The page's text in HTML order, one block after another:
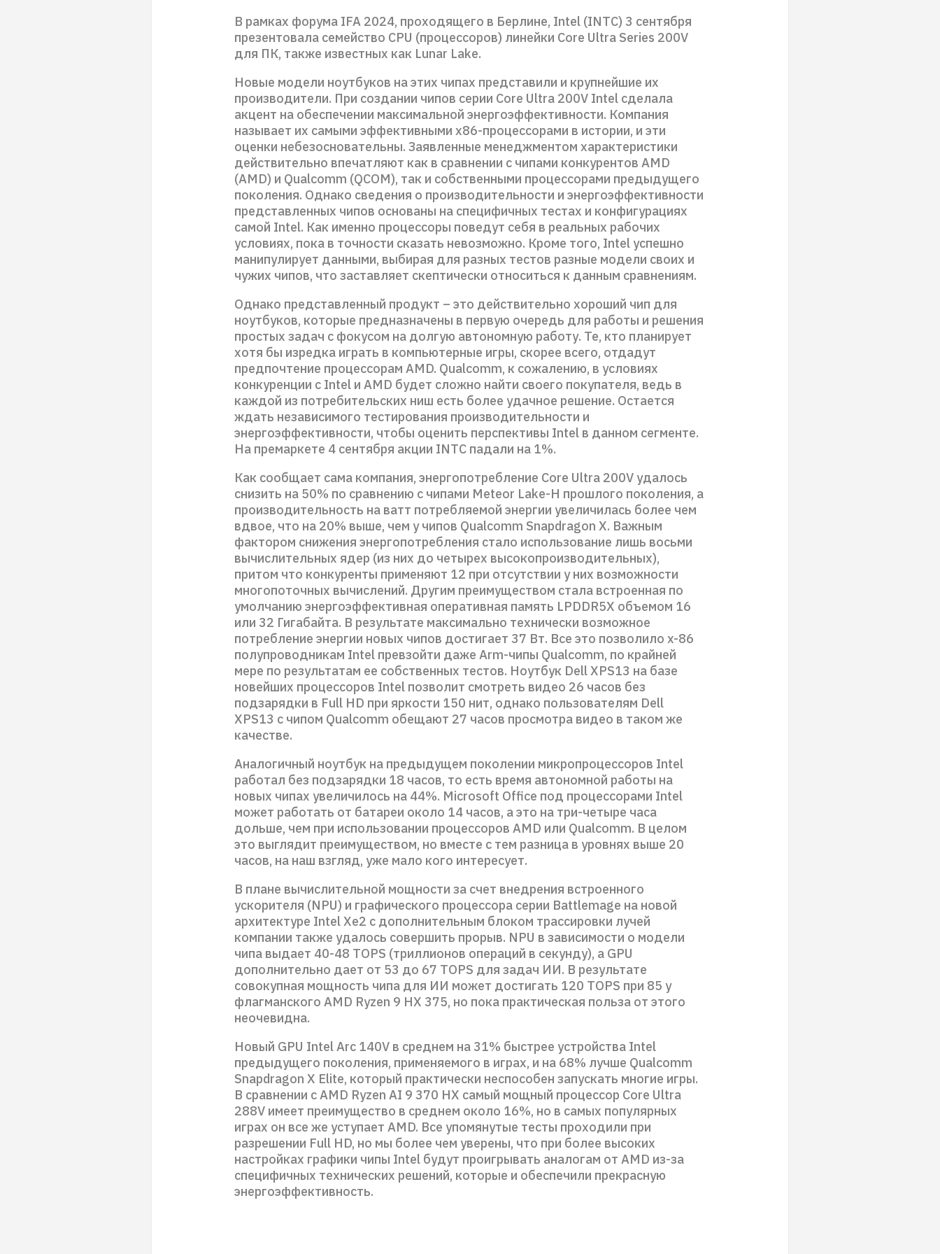
В рамках форума IFA 2024, проходящего в Берлине, Intel (INTC) 3 сентября
презентовала семейство CPU (процессоров) линейки Core Ultra Series 200V
для ПК, также известных как Lunar Lake.
Новые модели ноутбуков на этих чипах представили и крупнейшие их
производители. При создании чипов серии Core Ultra 200V Intel сделала
акцент на обеспечении максимальной энергоэффективности. Компания
называет их самыми эффективными x86-процессорами в истории, и эти
оценки небезосновательны. Заявленные менеджментом характеристики
действительно впечатляют как в сравнении с чипами конкурентов AMD
(AMD) и Qualcomm (QCOM), так и собственными процессорами предыдущего
поколения. Однако сведения о производительности и энергоэффективности
представленных чипов основаны на специфичных тестах и конфигурациях
самой Intel. Как именно процессоры поведут себя в реальных рабочих
условиях, пока в точности сказать невозможно. Кроме того, Intel успешно
манипулирует данными, выбирая для разных тестов разные модели своих и
чужих чипов, что заставляет скептически относиться к данным сравнениям.
Однако представленный продукт – это действительно хороший чип для
ноутбуков, которые предназначены в первую очередь для работы и решения
простых задач с фокусом на долгую автономную работу. Те, кто планирует
хотя бы изредка играть в компьютерные игры, скорее всего, отдадут
предпочтение процессорам AMD. Qualcomm, к сожалению, в условиях
конкуренции с Intel и AMD будет сложно найти своего покупателя, ведь в
каждой из потребительских ниш есть более удачное решение. Остается
ждать независимого тестирования производительности и
энергоэффективности, чтобы оценить перспективы Intel в данном сегменте.
На премаркете 4 сентября акции INTC падали на 1%.
Как сообщает сама компания, энергопотребление Core Ultra 200V удалось
снизить на 50% по сравнению с чипами Meteor Lake-H прошлого поколения, а
производительность на ватт потребляемой энергии увеличилась более чем
вдвое, что на 20% выше, чем у чипов Qualcomm Snapdragon X. Важным
фактором снижения энергопотребления стало использование лишь восьми
вычислительных ядер (из них до четырех высокопроизводительных),
притом что конкуренты применяют 12 при отсутствии у них возможности
многопоточных вычислений. Другим преимуществом стала встроенная по
умолчанию энергоэффективная оперативная память LPDDR5X объемом 16
или 32 Гигабайта. В результате максимально технически возможное
потребление энергии новых чипов достигает 37 Вт. Все это позволило x-86
полупроводникам Intel превзойти даже Arm-чипы Qualcomm, по крайней
мере по результатам ее собственных тестов. Ноутбук Dell XPS13 на базе
новейших процессоров Intel позволит смотреть видео 26 часов без
подзарядки в Full HD при яркости 150 нит, однако пользователям Dell
XPS13 с чипом Qualcomm обещают 27 часов просмотра видео в таком же
качестве.
Аналогичный ноутбук на предыдущем поколении микропроцессоров Intel
работал без подзарядки 18 часов, то есть время автономной работы на
новых чипах увеличилось на 44%. Microsoft Office под процессорами Intel
может работать от батареи около 14 часов, а это на три-четыре часа
дольше, чем при использовании процессоров AMD или Qualcomm. В целом
это выглядит преимуществом, но вместе с тем разница в уровнях выше 20
часов, на наш взгляд, уже мало кого интересует.
В плане вычислительной мощности за счет внедрения встроенного
ускорителя (NPU) и графического процессора серии Battlemage на новой
архитектуре Intel Xe2 с дополнительным блоком трассировки лучей
компании также удалось совершить прорыв. NPU в зависимости о модели
чипа выдает 40-48 TOPS (триллионов операций в секунду), а GPU
дополнительно дает от 53 до 67 TOPS для задач ИИ. В результате
совокупная мощность чипа для ИИ может достигать 120 TOPS при 85 у
флагманского AMD Ryzen 9 HX 375, но пока практическая польза от этого
неочевидна.
Новый GPU Intel Arc 140V в среднем на 31% быстрее устройства Intel
предыдущего поколения, применяемого в играх, и на 68% лучше Qualcomm
Snapdragon X Elite, который практически неспособен запускать многие игры.
В сравнении с AMD Ryzen AI 9 370 HX самый мощный процессор Core Ultra
288V имеет преимущество в среднем около 16%, но в самых популярных
играх он все же уступает AMD. Все упомянутые тесты проходили при
разрешении Full HD, но мы более чем уверены, что при более высоких
настройках графики чипы Intel будут проигрывать аналогам от AMD из-за
специфичных технических решений, которые и обеспечили прекрасную
энергоэффективность.